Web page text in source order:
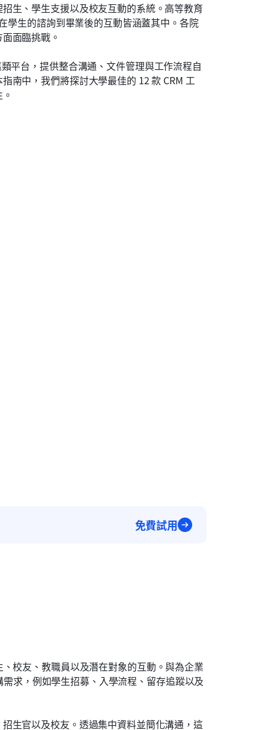
生、學生支援以及校友互動的系統。高等教育
學生的諮詢到畢業後的互動皆涵蓋其中。各院
面臨挑戰。
平台，提供整合溝通、文件管理與工作流程自
南中，我們將探討大學最佳的 12 款 CRM 工
免費試用
校友、教職員以及潛在對象的互動。與為企業
求，例如學生招募、入學流程、留存追蹤以及
生官以及校友。透過集中資料並簡化溝通，這